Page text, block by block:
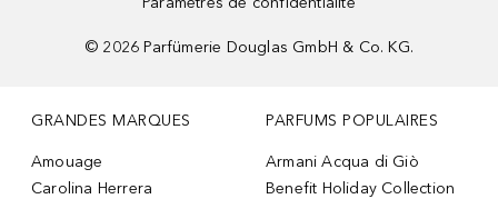
© 2026 Parfümerie Douglas GmbH & Co. KG.
GRANDES MARQUES
Amouage
Carolina Herrera
PARFUMS POPULAIRES
Armani Acqua di Giò
Benefit Holiday Collection